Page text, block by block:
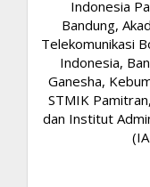
Indonesia
Bandung,
Telekomunikasi
Indonesia,
Ganesha,
STMIK
dan Institut